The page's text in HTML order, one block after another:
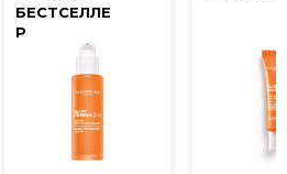
БЕСТСЕЛЛЕ
Р